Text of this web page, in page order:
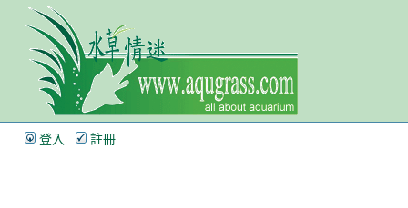
登入 註冊